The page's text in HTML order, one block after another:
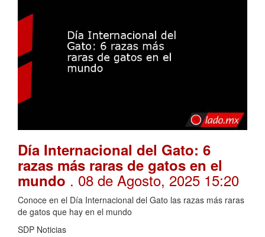
Día Internacional del Gato: 6
razas más raras de gatos en el
mundo . 08 de Agosto, 2025 15:20
Conoce en el Día Internacional del Gato las razas más raras
de gatos que hay en el mundo
SDP Noticias